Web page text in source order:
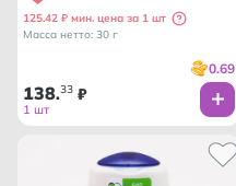
125.42 ₽ мин. цена за 1 шт
Масса нетто: 30 г
0.69
138.33 ₽
1 шт